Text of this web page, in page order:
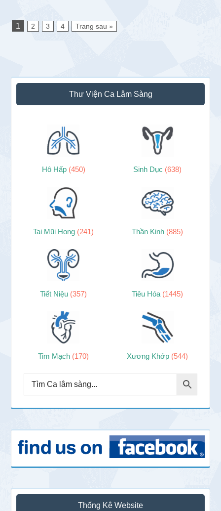
1 2 3 4 Trang sau »
Sidebar
chính
Thư Viện Ca Lâm Sàng
Hô Hấp (450) Sinh Dục (638)
Tai Mũi Họng (241) Thần Kinh (885)
Tiết Niệu (357) Tiêu Hóa (1445)
Tim Mạch (170) Xương Khớp (544)
Thống Kê Website